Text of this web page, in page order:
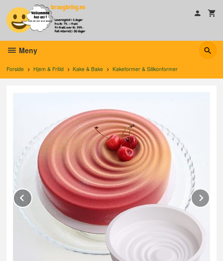
innholdet
Meny
Forside Hjem & Fritid Kake & Bake Kakeformer & Silikonformer
Prev